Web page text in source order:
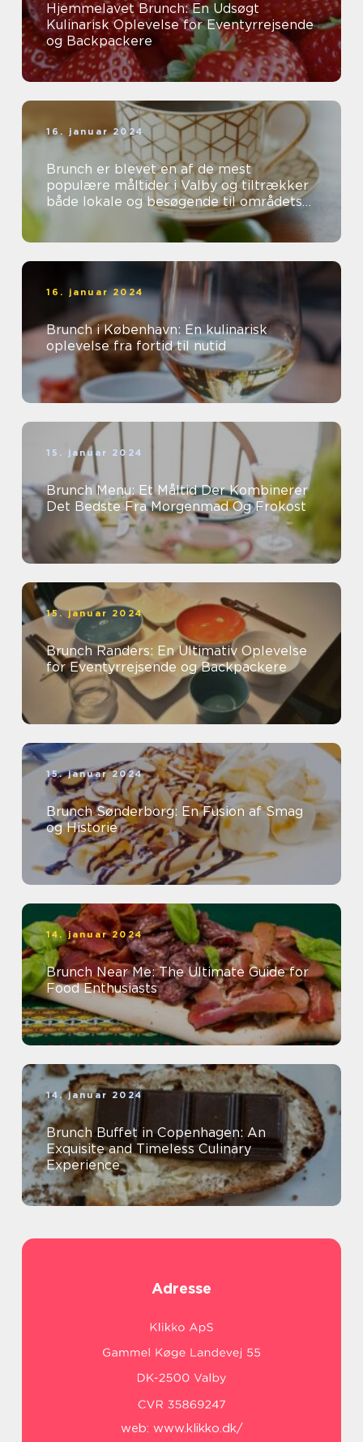
Hjemmelavet Brunch: En Udsøgt
Kulinarisk Oplevelse for Eventyrrejsende
og Backpackere
16. januar 2024
Brunch er blevet en af de mest
populære måltider i Valby og tiltrækker
både lokale og besøgende til områdets
mange charmerende caféer og
16. januar 2024
Brunch i København: En kulinarisk
oplevelse fra fortid til nutid
15. januar 2024
Brunch Menu: Et Måltid Der Kombinerer
Det Bedste Fra Morgenmad Og Frokost
15. januar 2024
Brunch Randers: En Ultimativ Oplevelse
for Eventyrrejsende og Backpackere
15. januar 2024
Brunch Sønderborg: En Fusion af Smag
og Historie
14. januar 2024
Brunch Near Me: The Ultimate Guide for
Food Enthusiasts
14. januar 2024
Brunch Buffet in Copenhagen: An
Exquisite and Timeless Culinary
Experience
Adresse
web: www.klikko.dk/